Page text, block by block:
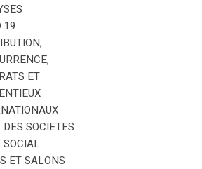
19
ET
DES SOCIETES
SOCIAL
ET SALONS